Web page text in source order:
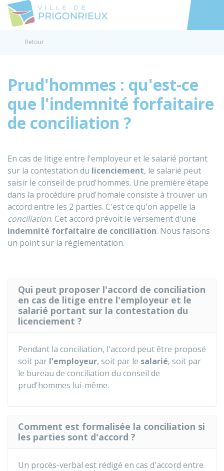
Accéder
Retour
Prud'hommes : qu'est-ce
que l'indemnité forfaitaire
de conciliation ?
En cas de litige entre l'employeur et le salarié portant
sur la contestation du licenciement, le salarié peut
saisir le conseil de prud'hommes. Une première étape
dans la procédure prud'homale consiste à trouver un
accord entre les 2 parties. C'est ce qu'on appelle la
conciliation. Cet accord prévoit le versement d'une
indemnité forfaitaire de conciliation. Nous faisons
un point sur la réglementation.
Qui peut proposer l'accord de conciliation
en cas de litige entre l'employeur et le
salarié portant sur la contestation du
licenciement ?
Pendant la conciliation, l'accord peut être proposé
soit par l'employeur, soit par le salarié, soit par
le bureau de conciliation du conseil de
prud'hommes lui-même.
Comment est formalisée la conciliation si
les parties sont d'accord ?
Un procès-verbal est rédigé en cas d'accord entre